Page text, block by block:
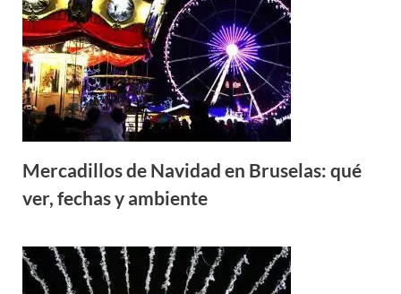
Mercadillos de Navidad en Bruselas: qué
ver, fechas y ambiente